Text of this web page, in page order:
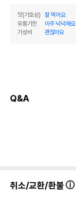
경우 그에 대한 사항
맛(기호성)
잘 먹어요
유통기한
아주 넉넉해요
가성비
괜찮아요
Q&A
취소/교환/환불